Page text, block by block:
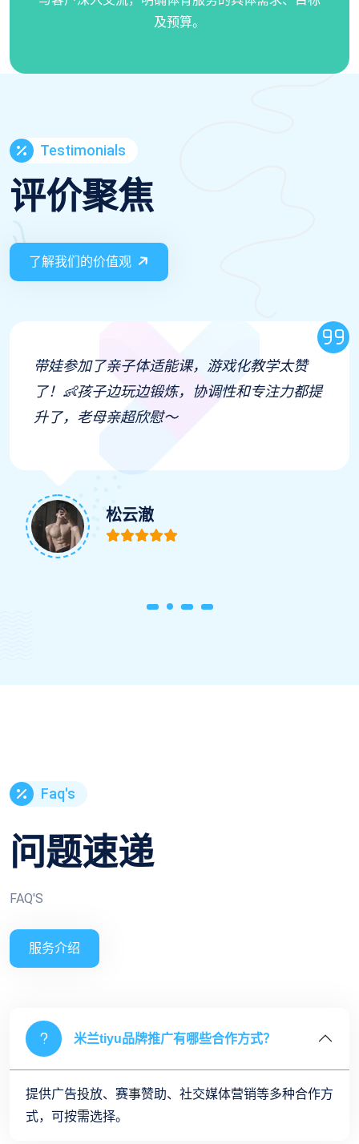
及预算。
Testimonials
评价聚焦
了解我们的价值观
报了羽毛球私教课，教练针对我的弱点制定训
练方案，短短两周发球准确率提升了好多～🏸
Faq's
问题速递
FAQ'S
服务介绍
米兰tiyu品牌推广有哪些合作方式？
提供广告投放、赛事赞助、社交媒体营销等多种合作方
式，可按需选择。